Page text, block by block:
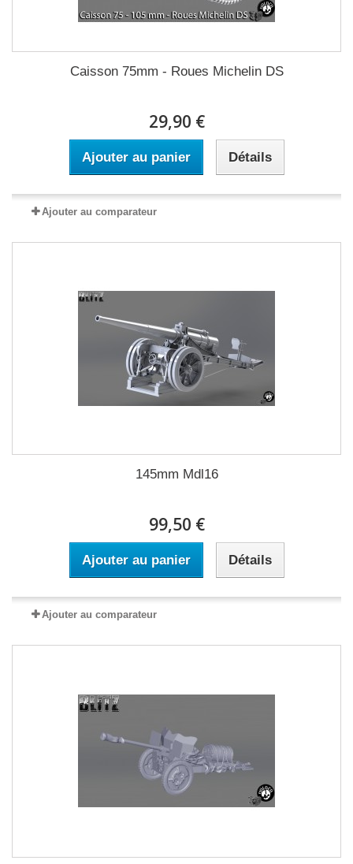
Caisson 75mm - Roues Michelin DS
29,90 €
Ajouter au panier Détails
Ajouter au comparateur
145mm Mdl16
99,50 €
Ajouter au panier Détails
Ajouter au comparateur